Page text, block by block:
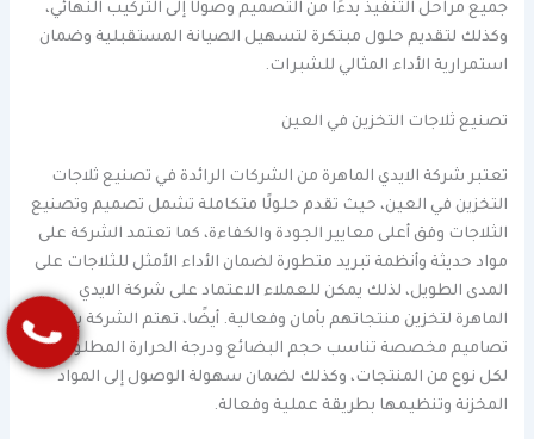
جميع مراحل التنفيذ بدءًا من التصميم وصولًا إلى التركيب النهائي،
وكذلك لتقديم حلول مبتكرة لتسهيل الصيانة المستقبلية وضمان
استمرارية الأداء المثالي للشبرات.
تصنيع ثلاجات التخزين في العين
تعتبر شركة الايدي الماهرة من الشركات الرائدة في تصنيع ثلاجات
التخزين في العين، حيث تقدم حلولًا متكاملة تشمل تصميم وتصنيع
الثلاجات وفق أعلى معايير الجودة والكفاءة، كما تعتمد الشركة على
مواد حديثة وأنظمة تبريد متطورة لضمان الأداء الأمثل للثلاجات على
المدى الطويل، لذلك يمكن للعملاء الاعتماد على شركة الايدي
الماهرة لتخزين منتجاتهم بأمان وفعالية. أيضًا، تهتم الشركة بتوفير
تصاميم مخصصة تناسب حجم البضائع ودرجة الحرارة المطلوبة
لكل نوع من المنتجات، وكذلك لضمان سهولة الوصول إلى المواد
المخزنة وتنظيمها بطريقة عملية وفعالة.